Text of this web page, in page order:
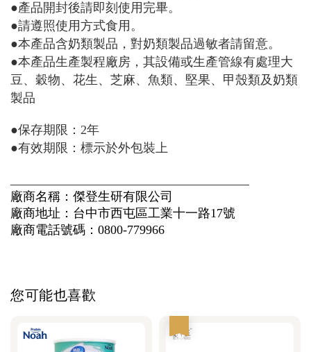
●產品開封後請即刻使用完畢。
●請遵照使用方式食用。
●本產品含奶類製品，對奶類製品過敏者請留意。
●本產品生產製程廠房，其設備或生產管線有處理大
豆、穀物、花生、芝麻、魚類、堅果、甲殼類及奶類
製品
●保存期限：2年
●有效期限：標示於外包裝上
廠商名稱：傑登生研有限公司
廠商地址：台中市西屯區工業十一路17號
廠商電話號碼：0800-779966
您可能也喜歡